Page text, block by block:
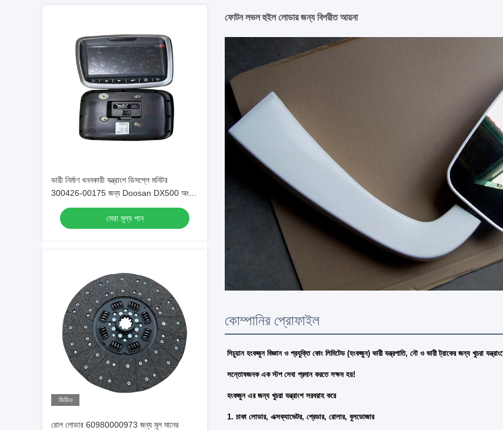
ভারী নির্মাণ খননকারী যন্ত্রাংশ ডিসপ্লে মনিটর
300426-00175 জন্য Doosan DX500 অংশ
রক্ষণাবেক্ষণ
সেরা মূল্য পান
ভিডিও
রোল লোডার 60980000973 জন্য মূল মানের
ফোটন লভল হুইল লোডার জন্য বিপরীত আয়না
কোম্পানির প্রোফাইল
সিচুয়ান হংকজুন বিজ্ঞান ও প্রযুক্তি কোং লিমিটেড (হংকজুন) ভারী যন্ত্রপাতি, নৌ ও ভারী ট্রাকের জন্য খুচরা
সন্তোষজনক এক স্টপ সেবা প্রদান করতে সক্ষম হয়!
হংকজুন এর জন্য খুচরা যন্ত্রাংশ সরবরাহ করে
1. চাকা লোডার, এক্সক্যাভেটর, গ্রেডার, রোলার, বুলডোজার